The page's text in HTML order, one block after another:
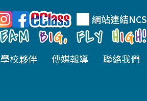
網站連結NCS
學校夥伴 傳媒報導 聯絡我們